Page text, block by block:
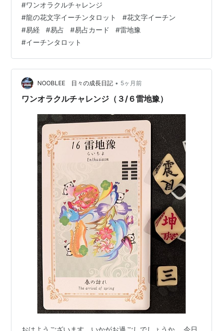
付けました！ イーチンタロットカード（易占カード）
「龍の花文字I-ChingTarot」で毎朝占ってます。 下の写
真が本日実際に占ったカードです。 ★本日は雷地豫（ら
いちよ）三爻でした。★イメージワード：春の訪れ 長い
冬のあとに、 少しずつ空気がゆるみ始める。 まだ大きな
変化ではなくても、 確…
#ワンオラクルチャレンジ
#龍の花文字イーチンタロット #花文字イーチン
#易経 #易占 #易占カード #雷地豫
#イーチンタロット
NOOBLEE 日々の成長日記 • 5ヶ月前
ワンオラクルチャレンジ（３/６雷地豫）
おはようございます。いかがお過ごしでしょうか。 今日